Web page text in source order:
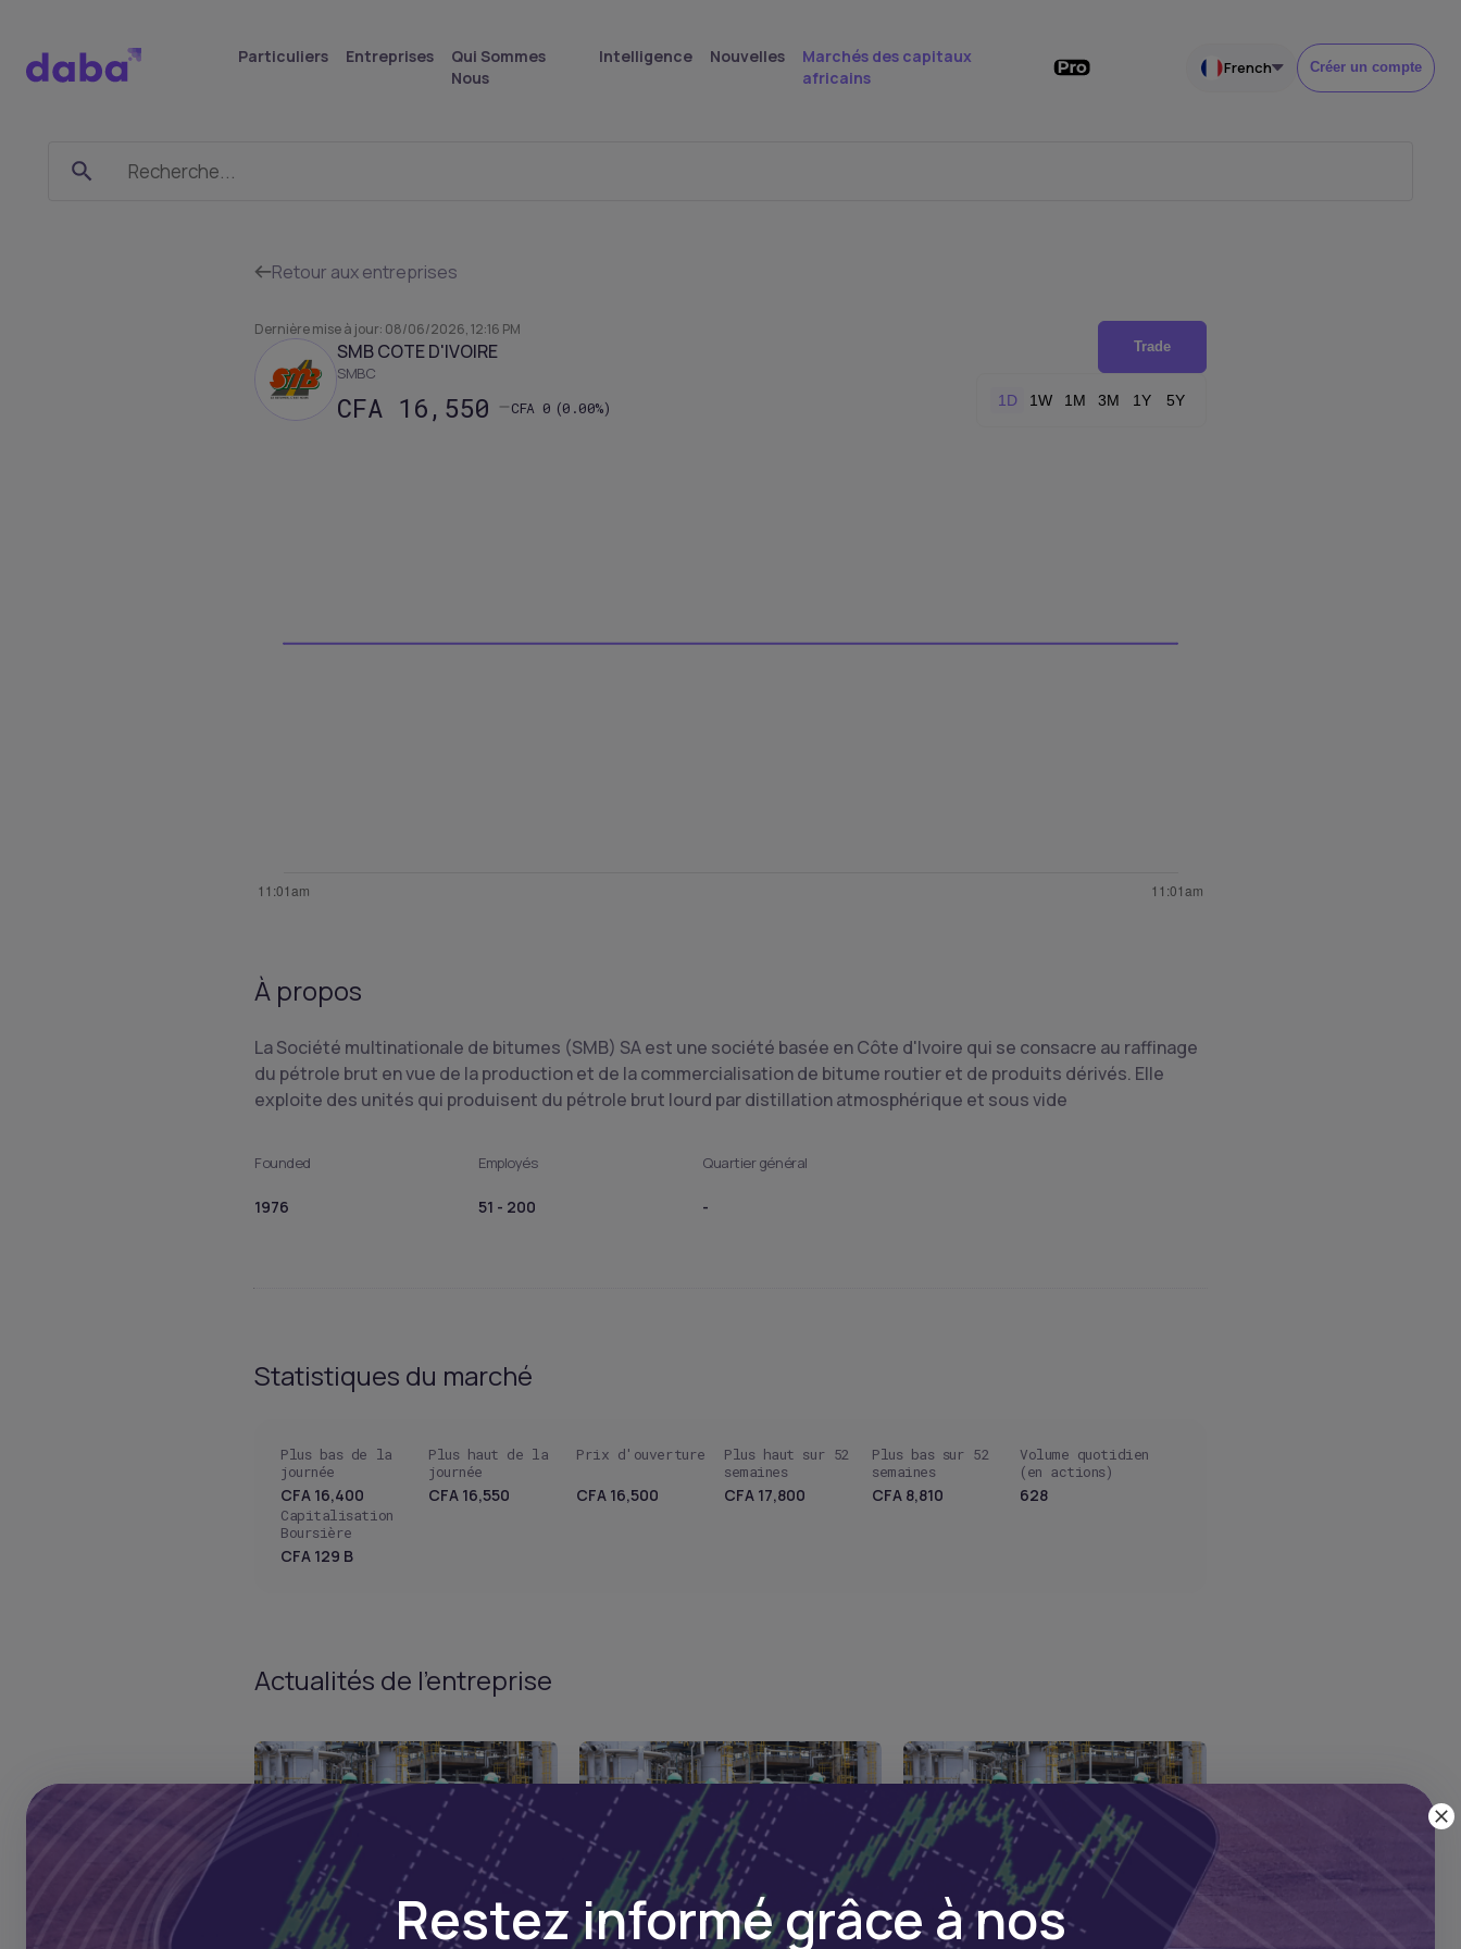
Particuliers Entreprises
Qui Sommes
Nous
Intelligence Nouvelles
Marchés des capitaux
africains
French Créer un compte
Retour aux entreprises
Dernière mise à jour: 08/06/2026, 12:16 PM
SMB COTE D'IVOIRE
SMBC
CFA 16,550 CFA 0 (0.00%)
Trade
1D 1W 1M 3M 1Y 5Y
À propos
La Société multinationale de bitumes (SMB) SA est une société basée en Côte d'Ivoire qui se consacre au raffinage
du pétrole brut en vue de la production et de la commercialisation de bitume routier et de produits dérivés. Elle
exploite des unités qui produisent du pétrole brut lourd par distillation atmosphérique et sous vide
Founded
1976
Employés
51 - 200
Quartier général
-
Statistiques du marché
Plus bas de la
journée
CFA 16,400
Plus haut de la
journée
CFA 16,550
Prix d'ouverture
CFA 16,500
Plus haut sur 52
semaines
CFA 17,800
Plus bas sur 52
semaines
CFA 8,810
Volume quotidien
(en actions)
628
Capitalisation
Boursière
CFA 129 B
Actualités de l’entreprise
Restez informé grâce à nos